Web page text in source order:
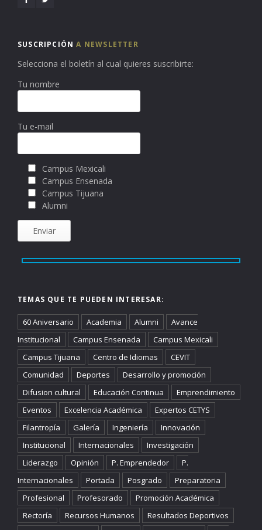
SUSCRIPCIÓNA NEWSLETTER
Selecciona el boletín al cual quieres suscribirte:
Tu nombre
Tu e-mail
Campus Mexicali
Campus Ensenada
Campus Tijuana
Alumni
TEMAS QUE TE PUEDEN INTERESAR:
60 Aniversario Academia Alumni
Avance
Institucional
Campus Ensenada
Campus Mexicali
Campus Tijuana
Centro de Idiomas
CEVIT
Comunidad
Deportes
Desarrollo y promoción
Difusion cultural
Educación Continua
Emprendimiento
Eventos
Excelencia Académica
Expertos CETYS
Filantropía
Galería Ingeniería
Innovación
Institucional
Internacionales
Investigación
Liderazgo
Opinión P. Emprendedor
P.
Internacionales
Portada Posgrado
Preparatoria
Profesional
Profesorado
Promoción Académica
Rectoría
Recursos Humanos
Resultados Deportivos